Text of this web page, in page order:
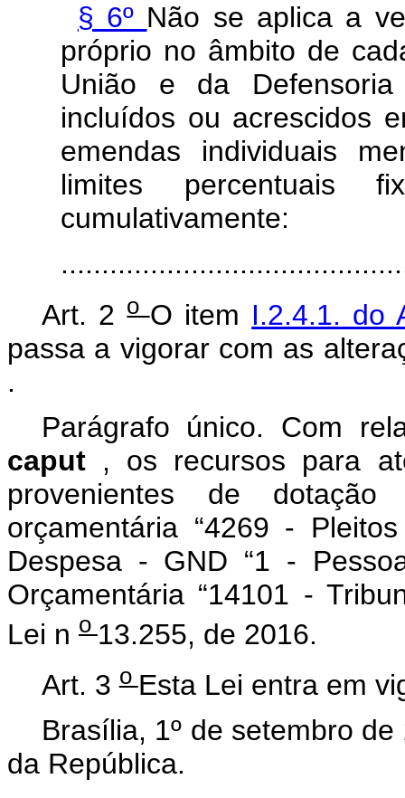
§ 6º Não se aplica a
próprio no âmbito de
União e da
incluídos ou acrescidos
emendas individuais
limites percentuais
cumulativamente:
Art. 2o O item I.2.4.1. do
passa a vigorar com as
.
Parágrafo único. Com
caput , os recursos para
provenientes de
orçamentária “4269 -
Despesa - GND “1 -
Orçamentária “14101 -
Lei n o 13.255, de 2016.
Art. 3o Esta Lei entra em
Brasília, 1º de setembro
da República.